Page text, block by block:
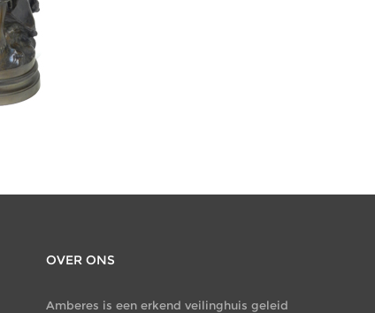
OVER ONS
Amberes is een erkend veilinghuis geleid